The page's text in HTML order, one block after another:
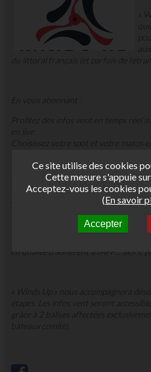
«
du littoral français (et parfois de
En vous abonnant :
Profitez des infos vent en temps réel
Choisissez votre spot et votre matos
« le bon spot »
Paramétrez vos alertes vent par @mail
Rédigez vos petites annonces pour
en qualité d’adhérent à l’AFF… alors,
« Winds Up » nous accompagnera
étapes. Les infos vent seront
grâce à 2 balises affectées
bateaux comité).
Ce site utilise des cookies
Cette mesure s'appuie
Acceptez-vous les cookies
(En savoir
Accepter